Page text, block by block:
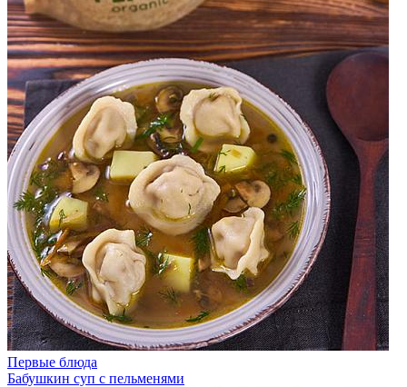
Первые блюда
Бабушкин суп с пельменями